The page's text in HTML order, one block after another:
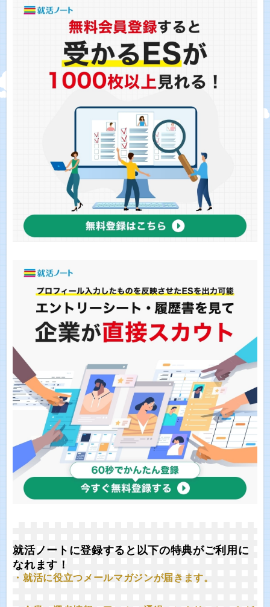
就活ノートに登録すると以下の特典がご利用に
なれます！
・就活に役立つメールマガジンが届きます。